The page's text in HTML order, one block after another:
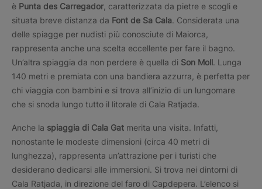
è Punta des Carregador, caratterizzata da pietre e scogli e
situata breve distanza da Font de Sa Cala. Considerata una
delle spiagge per nudisti più conosciute di Maiorca,
rappresenta anche una scelta eccellente per fare il bagno.
Un’altra spiaggia da non perdere è quella di Son Moll. Lunga
140 metri e premiata con una bandiera azzurra, è perfetta per
chi viaggia con bambini e si trova all’inizio di un lungomare
che si snoda lungo tutto il litorale di Cala Ratjada.
Anche la spiaggia di Cala Gat merita una visita. Infatti,
nonostante le modeste dimensioni (circa 40 metri di
lunghezza), rappresenta un’attrazione per i turisti che
desiderano dedicarsi alle immersioni. Si trova nei dintorni di
Cala Ratjada, in direzione del faro di Capdepera. L’elenco si